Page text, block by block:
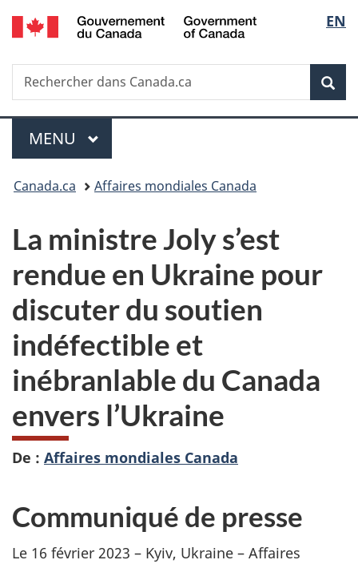
Passer
au
principal
Passer
à
Au
du
Passer
à
version
simplifiée
de
la
EN
Recherche
Rechercher
dans
Menu
MENU PRINCIPAL
Vous
ici :
Canada.ca Affaires mondiales Canada
La ministre Joly s’est
rendue en Ukraine pour
discuter du soutien
indéfectible et
inébranlable du Canada
envers l’Ukraine
De : Affaires mondiales Canada
Communiqué de presse
Le 16 février 2023 – Kyiv, Ukraine – Affaires